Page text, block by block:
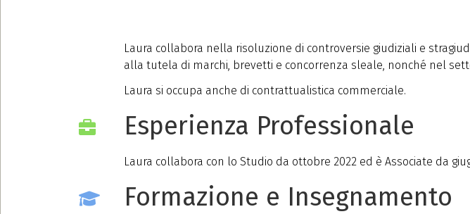
Laura collabora nella risoluzione di controversie giudiziali e
alla tutela di marchi, brevetti e concorrenza sleale, nonché nel
Laura si occupa anche di contrattualistica commerciale.
Esperienza Professionale
Laura collabora con lo Studio da ottobre 2022 ed è Associate da
Formazione e Insegnamento